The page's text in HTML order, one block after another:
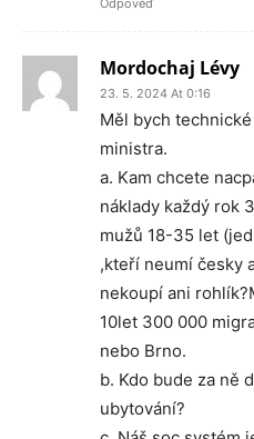
Odpověď
Mordochaj Lévy
23. 5. 2024 At 0:16
Měl bych
ministra.
a. Kam chcete
náklady každý rok
mužů 18-35 let
,kteří neumí česky
nekoupí ani
10let 300 000
nebo Brno.
b. Kdo bude za ně
ubytování?